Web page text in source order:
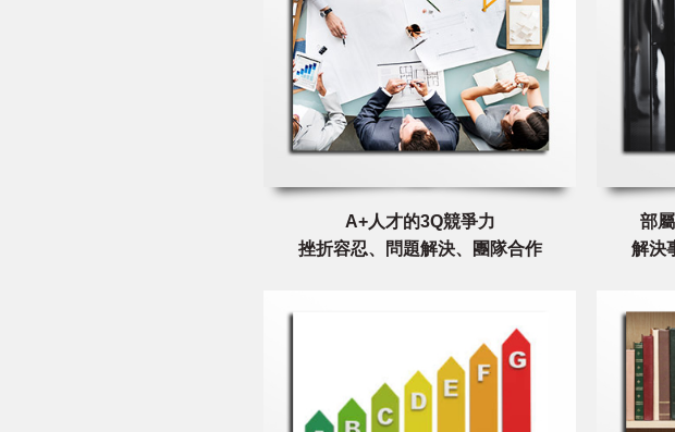
A+人才的3Q競爭力
挫折容忍、問題解決、團隊合作
部
解決